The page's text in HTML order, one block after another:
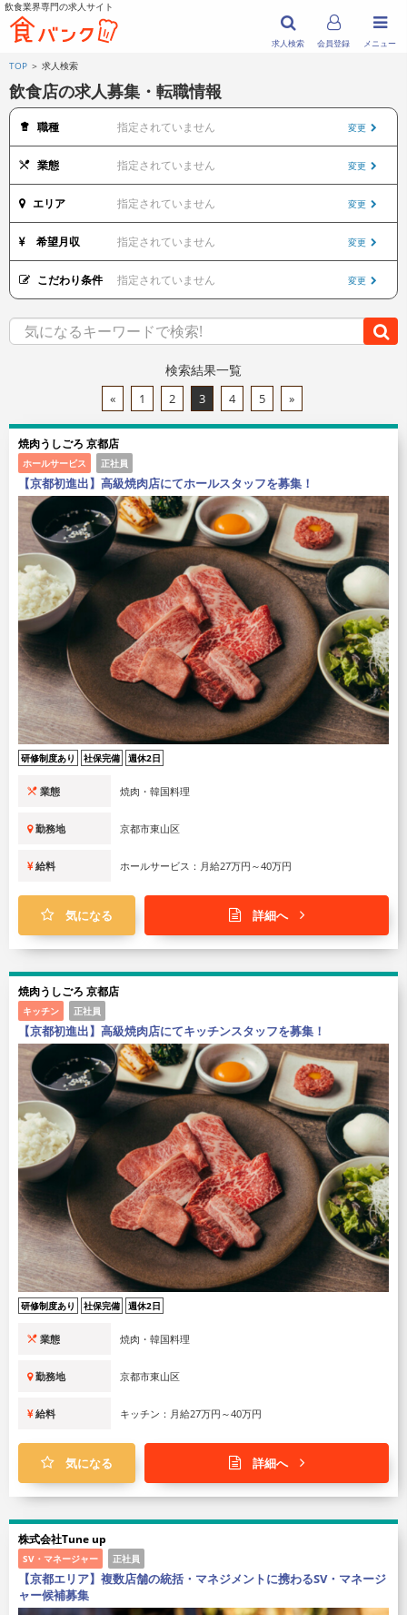
飲食業界専門の求人サイト
メニュー
求人検索 会員登録
TOP ＞ 求人検索
飲食店の求人募集・転職情報
職種 指定されていません 変更
業態 指定されていません 変更
エリア 指定されていません 変更
希望月収 指定されていません 変更
こだわり条件 指定されていません 変更
検索結果一覧
« 1 2 3 4 5 »
焼肉うしごろ 京都店
ホールサービス 正社員
【京都初進出】高級焼肉店にてホールスタッフを募集！
研修制度あり 社保完備 週休2日
業態 焼肉・韓国料理
勤務地 京都市東山区
給料 ホールサービス：月給27万円～40万円
気になる 詳細へ
焼肉うしごろ 京都店
キッチン 正社員
【京都初進出】高級焼肉店にてキッチンスタッフを募集！
研修制度あり 社保完備 週休2日
業態 焼肉・韓国料理
勤務地 京都市東山区
給料 キッチン：月給27万円～40万円
気になる 詳細へ
株式会社Tune up
SV・マネージャー 正社員
【京都エリア】複数店舗の統括・マネジメントに携わるSV・マネージ
ャー候補募集